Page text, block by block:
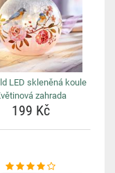
LED skleněná koule
zahrada
199 Kč